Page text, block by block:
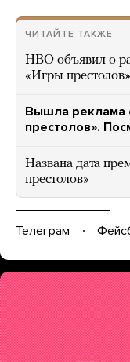
ЧИТАЙТЕ ТАКЖЕ
HBO объявил о
«Игры престолов»
Вышла реклама
престолов».
Названа дата
престолов»
Телеграм